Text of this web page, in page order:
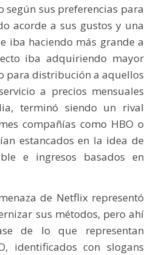
sus preferencias para
acorde a sus gustos y una
iba haciendo más grande a
iba adquiriendo mayor
para distribución a aquellos
a precios mensuales
terminó siendo un rival
compañías como HBO o
estancados en la idea de
e ingresos basados en
de Netflix representó
sus métodos, pero ahí
de lo que representan
identificados con slogans